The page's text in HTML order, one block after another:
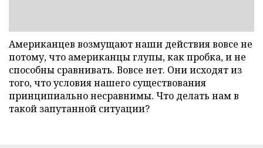
Американцев возмущают наши действия вовсе не
потому, что американцы глупы, как пробка, и не
способны сравнивать. Вовсе нет. Они исходят из
того, что условия нашего существования
принципиально несравнимы. Что делать нам в
такой запутанной ситуации?